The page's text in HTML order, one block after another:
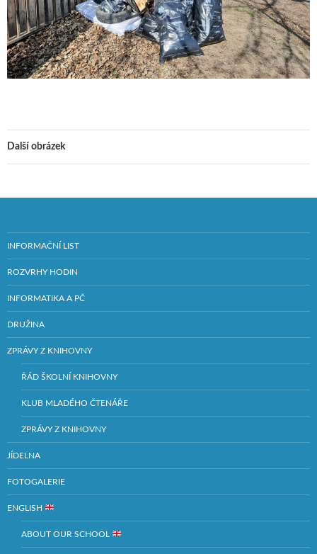
Další obrázek
INFORMAČNÍ LIST
ROZVRHY HODIN
INFORMATIKA A PČ
DRUŽINA
ZPRÁVY Z KNIHOVNY
ŘÁD ŠKOLNÍ KNIHOVNY
KLUB MLADÉHO ČTENÁŘE
ZPRÁVY Z KNIHOVNY
JÍDELNA
FOTOGALERIE
ENGLISH
ABOUT OUR SCHOOL